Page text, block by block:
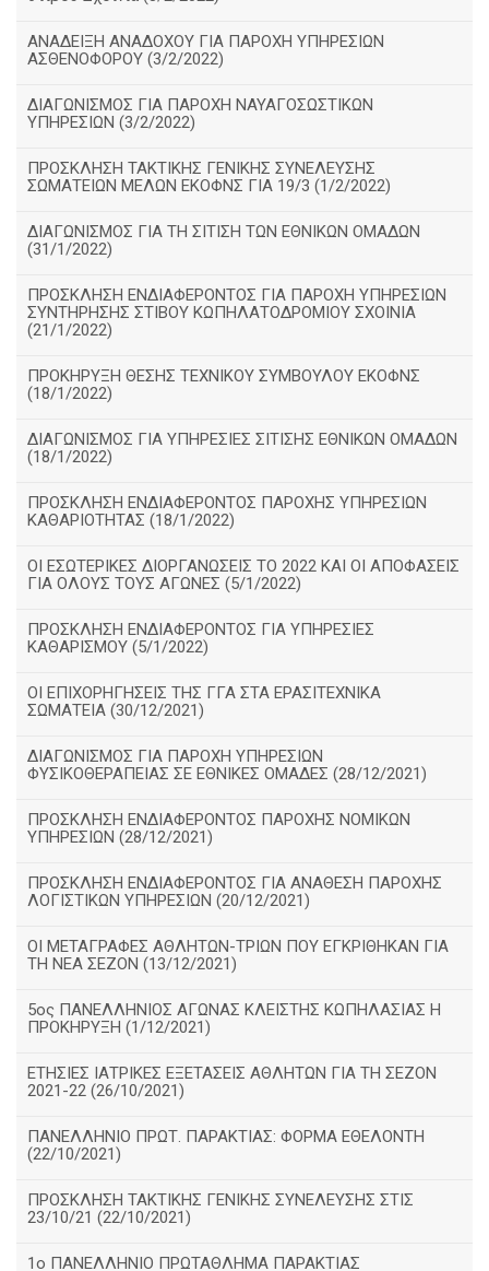
ΑΝΑΔΕΙΞΗ ΑΝΑΔΟΧΟΥ ΓΙΑ ΠΑΡΟΧΗ ΥΠΗΡΕΣΙΩΝ
ΑΣΘΕΝΟΦΟΡΟΥ (3/2/2022)
ΔΙΑΓΩΝΙΣΜΟΣ ΓΙΑ ΠΑΡΟΧΗ ΝΑΥΑΓΟΣΩΣΤΙΚΩΝ
ΥΠΗΡΕΣΙΩΝ (3/2/2022)
ΠΡΟΣΚΛΗΣΗ ΤΑΚΤΙΚΗΣ ΓΕΝΙΚΗΣ ΣΥΝΕΛΕΥΣΗΣ
ΣΩΜΑΤΕΙΩΝ ΜΕΛΩΝ ΕΚΟΦΝΣ ΓΙΑ 19/3 (1/2/2022)
ΔΙΑΓΩΝΙΣΜΟΣ ΓΙΑ ΤΗ ΣΙΤΙΣΗ ΤΩΝ ΕΘΝΙΚΩΝ ΟΜΑΔΩΝ
(31/1/2022)
ΠΡΟΣΚΛΗΣΗ ΕΝΔΙΑΦΕΡΟΝΤΟΣ ΓΙΑ ΠΑΡΟΧΗ ΥΠΗΡΕΣΙΩΝ
ΣΥΝΤΗΡΗΣΗΣ ΣΤΙΒΟΥ ΚΩΠΗΛΑΤΟΔΡΟΜΙΟΥ ΣΧΟΙΝΙΑ
(21/1/2022)
ΠΡΟΚΗΡΥΞΗ ΘΕΣΗΣ ΤΕΧΝΙΚΟΥ ΣΥΜΒΟΥΛΟΥ ΕΚΟΦΝΣ
(18/1/2022)
ΔΙΑΓΩΝΙΣΜΟΣ ΓΙΑ ΥΠΗΡΕΣΙΕΣ ΣΙΤΙΣΗΣ ΕΘΝΙΚΩΝ ΟΜΑΔΩΝ
(18/1/2022)
ΠΡΟΣΚΛΗΣΗ ΕΝΔΙΑΦΕΡΟΝΤΟΣ ΠΑΡΟΧΗΣ ΥΠΗΡΕΣΙΩΝ
ΚΑΘΑΡΙΟΤΗΤΑΣ (18/1/2022)
ΟΙ ΕΣΩΤΕΡΙΚΕΣ ΔΙΟΡΓΑΝΩΣΕΙΣ ΤΟ 2022 ΚΑΙ ΟΙ ΑΠΟΦΑΣΕΙΣ
ΓΙΑ ΟΛΟΥΣ ΤΟΥΣ ΑΓΩΝΕΣ (5/1/2022)
ΠΡΟΣΚΛΗΣΗ ΕΝΔΙΑΦΕΡΟΝΤΟΣ ΓΙΑ ΥΠΗΡΕΣΙΕΣ
ΚΑΘΑΡΙΣΜΟΥ (5/1/2022)
ΟΙ ΕΠΙΧΟΡΗΓΗΣΕΙΣ ΤΗΣ ΓΓΑ ΣΤΑ ΕΡΑΣΙΤΕΧΝΙΚΑ
ΣΩΜΑΤΕΙΑ (30/12/2021)
ΔΙΑΓΩΝΙΣΜΟΣ ΓΙΑ ΠΑΡΟΧΗ ΥΠΗΡΕΣΙΩΝ
ΦΥΣΙΚΟΘΕΡΑΠΕΙΑΣ ΣΕ ΕΘΝΙΚΕΣ ΟΜΑΔΕΣ (28/12/2021)
ΠΡΟΣΚΛΗΣΗ ΕΝΔΙΑΦΕΡΟΝΤΟΣ ΠΑΡΟΧΗΣ ΝΟΜΙΚΩΝ
ΥΠΗΡΕΣΙΩΝ (28/12/2021)
ΠΡΟΣΚΛΗΣΗ ΕΝΔΙΑΦΕΡΟΝΤΟΣ ΓΙΑ ΑΝΑΘΕΣΗ ΠΑΡΟΧΗΣ
ΛΟΓΙΣΤΙΚΩΝ ΥΠΗΡΕΣΙΩΝ (20/12/2021)
ΟΙ ΜΕΤΑΓΡΑΦΕΣ ΑΘΛΗΤΩΝ-ΤΡΙΩΝ ΠΟΥ ΕΓΚΡΙΘΗΚΑΝ ΓΙΑ
ΤΗ ΝΕΑ ΣΕΖΟΝ (13/12/2021)
5ος ΠΑΝΕΛΛΗΝΙΟΣ ΑΓΩΝΑΣ ΚΛΕΙΣΤΗΣ ΚΩΠΗΛΑΣΙΑΣ Η
ΠΡΟΚΗΡΥΞΗ (1/12/2021)
ΕΤΗΣΙΕΣ ΙΑΤΡΙΚΕΣ ΕΞΕΤΑΣΕΙΣ ΑΘΛΗΤΩΝ ΓΙΑ ΤΗ ΣΕΖΟΝ
2021-22 (26/10/2021)
ΠΑΝΕΛΛΗΝΙΟ ΠΡΩΤ. ΠΑΡΑΚΤΙΑΣ: ΦΟΡΜΑ ΕΘΕΛΟΝΤΗ
(22/10/2021)
ΠΡΟΣΚΛΗΣΗ ΤΑΚΤΙΚΗΣ ΓΕΝΙΚΗΣ ΣΥΝΕΛΕΥΣΗΣ ΣΤΙΣ
23/10/21 (22/10/2021)
1ο ΠΑΝΕΛΛΗΝΙΟ ΠΡΩΤΑΘΛΗΜΑ ΠΑΡΑΚΤΙΑΣ